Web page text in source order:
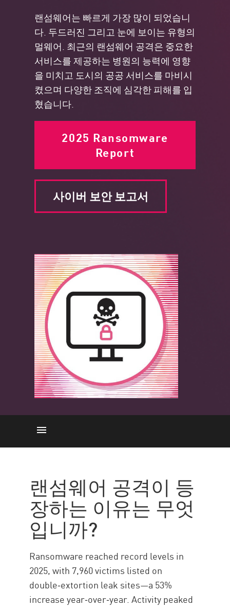
랜섬웨어는 빠르게 가장 많이 되었습니
다. 두드러진 그리고 눈에 보이는 유형의
멀웨어. 최근의 랜섬웨어 공격은 중요한
서비스를 제공하는 병원의 능력에 영향
을 미치고 도시의 공공 서비스를 마비시
켰으며 다양한 조직에 심각한 피해를 입
혔습니다.
2025 Ransomware
Report
사이버 보안 보고서
형식
인기 있는 변형
비즈니스 영향
랜섬웨어 차단
랜섬웨어 제거
솔루션
랜섬웨어 공격이 등
장하는 이유는 무엇
입니까?
Ransomware reached record levels in
2025, with 7,960 victims listed on
double‑extortion leak sites—a 53%
increase year‑over‑year. Activity peaked